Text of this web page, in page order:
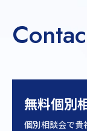
無料個別
個別相談会で貴